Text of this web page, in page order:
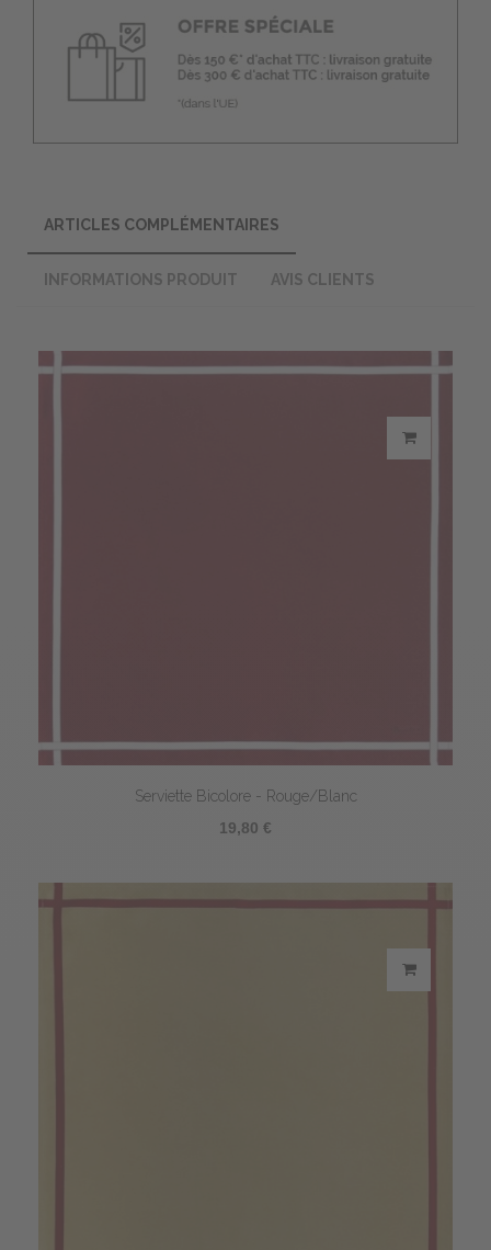
ARTICLES COMPLÉMENTAIRES
INFORMATIONS PRODUIT AVIS CLIENTS
Serviette Bicolore - Rouge/Blanc
19,80 €